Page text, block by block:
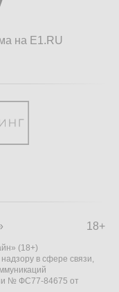
на E1.RU
18+
(18+)
в сфере связи,
№ ФС77-84675 от